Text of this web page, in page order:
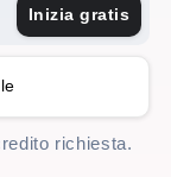
Inizia gratis
richiesta.